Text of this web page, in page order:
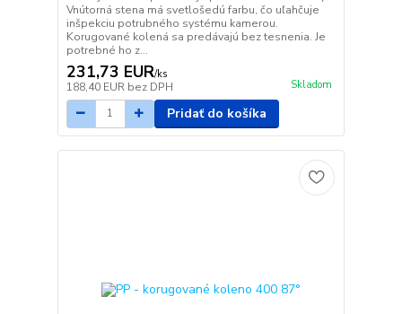
Vnútorná stena má svetlošedú farbu, čo uľahčuje
inšpekciu potrubného systému kamerou.
Korugované kolená sa predávajú bez tesnenia. Je
potrebné ho z...
231,73 EUR/ks
188,40 EUR bez DPH Skladom
Pridať do košíka